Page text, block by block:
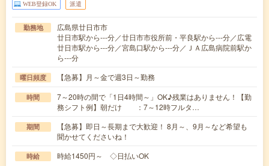
WEB登録OK 派遣
勤務地
広島県廿日市市
廿日市駅から---分／廿日市市役所前・平良駅から---分／広電
廿日市駅から---分／宮島口駅から---分／ＪＡ広島病院前駅か
ら---分
曜日頻度 【急募】月～金で週3日～勤務
時間
7～20時の間で「1日4時間～」OK♪残業はありません！【勤
務シフト例】朝だけ ：7～12時フルタ…
期間
【急募】即日～長期まで大歓迎！ 8月～、9月～など希望も
聞かせてくださいね！
時給 時給1450円～ ◇日払いOK